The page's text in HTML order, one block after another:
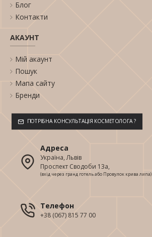
Блог
Контакти
АКАУНТ
Мій акаунт
Пошук
Мапа сайту
Бренди
ПОТРІБНА КОНСУЛЬТАЦІЯ КОСМЕТОЛОГА ?
Адреса
Україна, Львів
Проспект Сводоби 13а,
(вхід через гранд готель або Провулок крива липа)
Телефон
+38 (067) 815 77 00